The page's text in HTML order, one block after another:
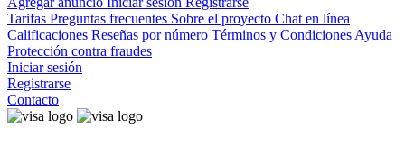
Tarifas Preguntas frecuentes Sobre el proyecto Chat en línea
Calificaciones Reseñas por número Términos y Condiciones Ayuda
Protección contra fraudes
Iniciar sesión
Registrarse
Contacto